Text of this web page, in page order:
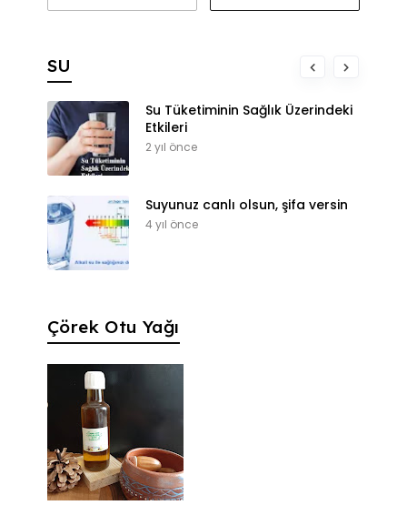
SU
Su Tüketiminin Sağlık Üzerindeki
Etkileri
2 yıl önce
Suyunuz canlı olsun, şifa versin
4 yıl önce
Çörek Otu Yağı